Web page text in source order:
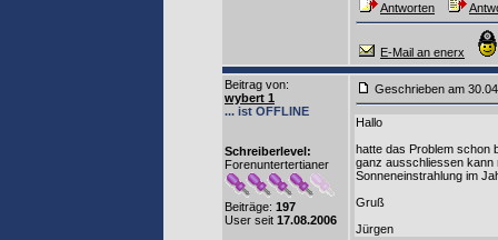
Antworten
E-Mail an enerx
Beitrag von:
wybert 1
... ist OFFLINE
Schreiberlevel:
Forenuntertertianer
Beiträge: 197
User seit 17.08.2006
Geschrieben am
Hallo
hatte das Problem schon
ganz ausschliessen kann
Sonneneinstrahlung im
Gruß
Jürgen